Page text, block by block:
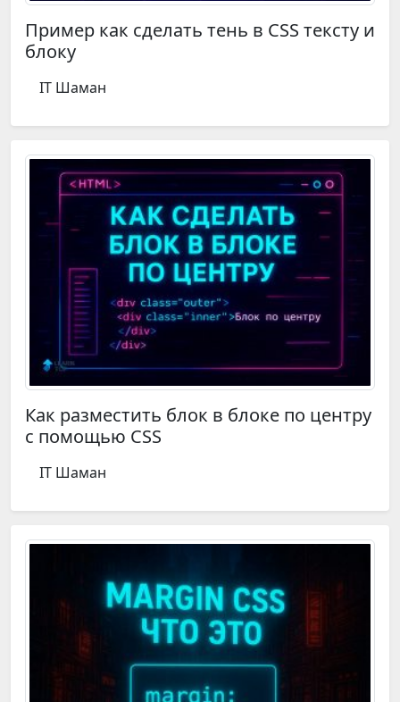
Пример как сделать тень в CSS тексту и
блоку
IT Шаман
Как разместить блок в блоке по центру
с помощью CSS
IT Шаман